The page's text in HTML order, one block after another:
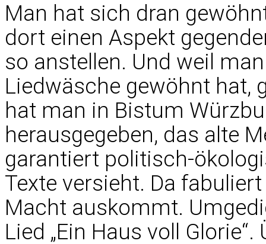
Man hat sich dran
dort einen Aspekt
so anstellen. Und weil
Liedwäsche gewöhnt hat,
hat man in Bistum
herausgegeben, das alte
garantiert politisch-
Texte versieht. Da
Macht auskommt.
Lied „Ein Haus voll